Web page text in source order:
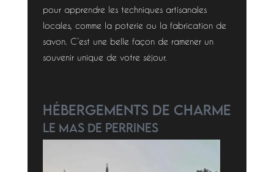
pour apprendre les techniques artisanales
locales, comme la poterie ou la fabrication de
savon. C’est une belle façon de ramener un
souvenir unique de votre séjour.
Hébergements de Charme
Le Mas de Perrines